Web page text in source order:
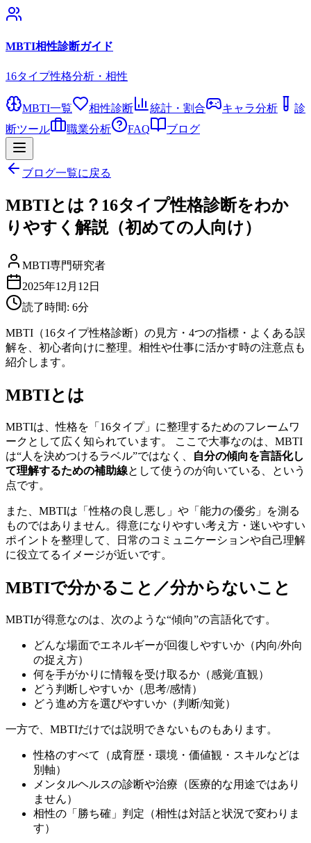
MBTI相性診断ガイド
16タイプ性格分析・相性
MBTI一覧 相性診断 統計・割合 キャラ分析
診
断ツール
職業分析 FAQ ブログ
ブログ一覧に戻る
MBTIとは？16タイプ性格診断をわか
りやすく解説（初めての人向け）
MBTI専門研究者
2025年12月12日
読了時間: 6分
MBTI（16タイプ性格診断）の見方・4つの指標・よくある誤
解を、初心者向けに整理。相性や仕事に活かす時の注意点も
紹介します。
MBTIとは
MBTIは、性格を「16タイプ」に整理するためのフレームワ
ークとして広く知られています。 ここで大事なのは、MBTI
は“人を決めつけるラベル”ではなく、
自分の傾向を言語化し
て理解するための補助線として使うのが向いている、という
点です。
また、MBTIは「性格の良し悪し」や「能力の優劣」を測る
ものではありません。得意になりやすい考え方・迷いやすい
ポイントを整理して、日常のコミュニケーションや自己理解
に役立てるイメージが近いです。
MBTIで分かること／分からないこと
MBTIが得意なのは、次のような“傾向”の言語化です。
どんな場面でエネルギーが回復しやすいか（内向/外向
の捉え方）
何を手がかりに情報を受け取るか（感覚/直観）
どう判断しやすいか（思考/感情）
どう進め方を選びやすいか（判断/知覚）
一方で、MBTIだけでは説明できないものもあります。
性格のすべて（成育歴・環境・価値観・スキルなどは
別軸）
メンタルヘルスの診断や治療（医療的な用途ではあり
ません）
相性の「勝ち確」判定（相性は対話と状況で変わりま
す）